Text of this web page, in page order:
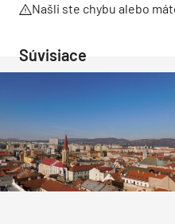
Našli ste chybu alebo
Súvisiace